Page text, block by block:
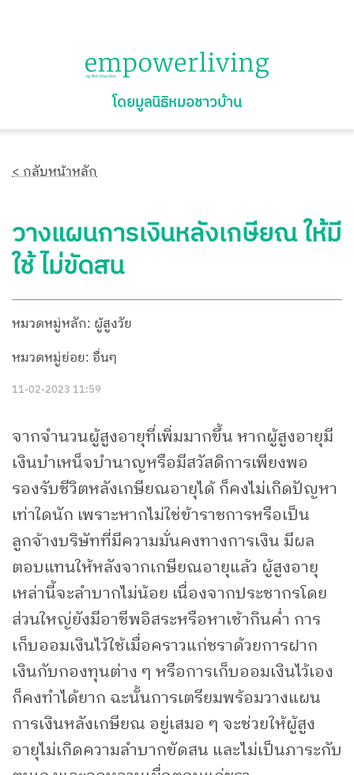
โดยมูลนิธิหมอชาวบ้าน
< กลับหน้าหลัก
วางแผนการเงินหลังเกษียณ ให้มี
ใช้ ไม่ขัดสน
หมวดหมู่หลัก: ผู้สูงวัย
หมวดหมู่ย่อย: อื่นๆ
11-02-2023 11:59
จากจำนวนผู้สูงอายุที่เพิ่มมากขึ้น หากผู้สูงอายุมี
เงินบำเหน็จบำนาญหรือมีสวัสดิการเพียงพอ
รองรับชีวิตหลังเกษียณอายุได้ ก็คงไม่เกิดปัญหา
เท่าใดนัก เพราะหากไม่ใช่ข้าราชการหรือเป็น
ลูกจ้างบริษัทที่มีความมั่นคงทางการเงิน มีผล
ตอบแทนให้หลังจากเกษียณอายุแล้ว ผู้สูงอายุ
เหล่านี้จะลำบากไม่น้อย เนื่องจากประชากรโดย
ส่วนใหญ่ยังมีอาชีพอิสระหรือหาเช้ากินค่ำ การ
เก็บออมเงินไว้ใช้เมื่อคราวแก่ชราด้วยการฝาก
เงินกับกองทุนต่าง ๆ หรือการเก็บออมเงินไว้เอง
ก็คงทำได้ยาก ฉะนั้นการเตรียมพร้อมวางแผน
การเงินหลังเกษียณ อยู่เสมอ ๆ จะช่วยให้ผู้สูง
อายุไม่เกิดความลำบากขัดสน และไม่เป็นภาระกับ